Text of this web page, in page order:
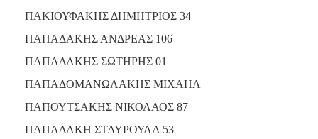
ΠΑΚΙΟΥΦΑΚΗΣ ΔΗΜΗΤΡΙΟΣ 34
ΠΑΠΑΔΑΚΗΣ ΑΝΔΡΕΑΣ 106
ΠΑΠΑΔΑΚΗΣ ΣΩΤΗΡΗΣ 01
ΠΑΠΑΔΟΜΑΝΩΛΑΚΗΣ ΜΙΧΑΗΛ
ΠΑΠΟΥΤΣΑΚΗΣ ΝΙΚΟΛΑΟΣ 87
ΠΑΠΑΔΑΚΗ ΣΤΑΥΡΟΥΛΑ 53